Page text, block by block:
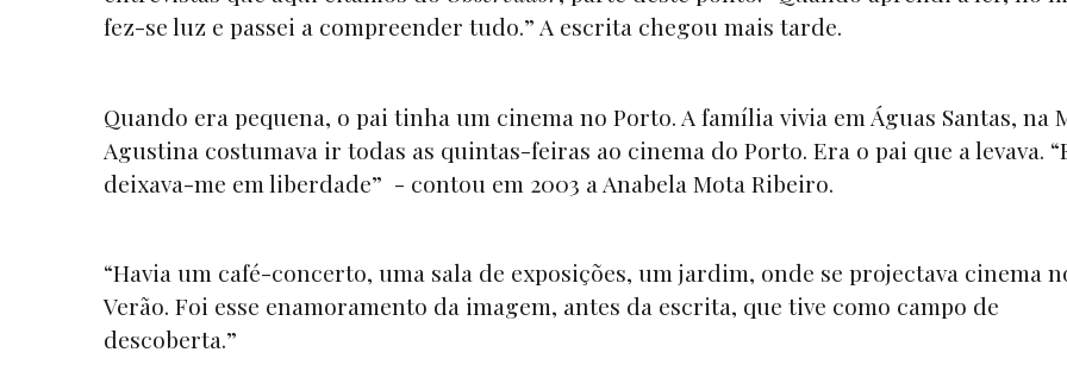
fez-se luz e passei a compreender tudo.” A escrita chegou mais tarde.
Quando era pequena, o pai tinha um cinema no Porto. A família vivia em Águas Santas, na
Agustina costumava ir todas as quintas-feiras ao cinema do Porto. Era o pai que a levava.
deixava-me em liberdade” - contou em 2003 a Anabela Mota Ribeiro.
“Havia um café-concerto, uma sala de exposições, um jardim, onde se projectava cinema
Verão. Foi esse enamoramento da imagem, antes da escrita, que tive como campo de
descoberta.”